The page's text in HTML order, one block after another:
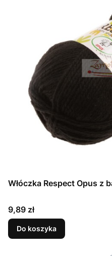
Włóczka Respect Opus z
Cena
9,89 zł
Do koszyka